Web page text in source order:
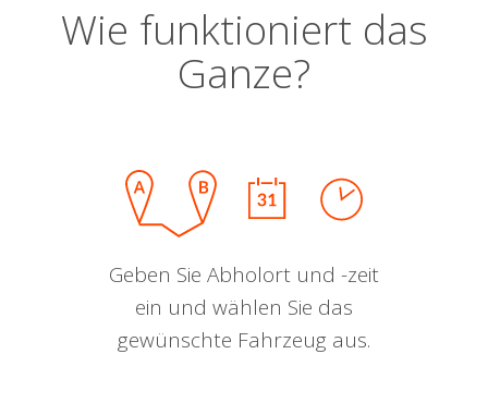
Wie funktioniert das
Ganze?
Geben Sie Abholort und -zeit
ein und wählen Sie das
gewünschte Fahrzeug aus.